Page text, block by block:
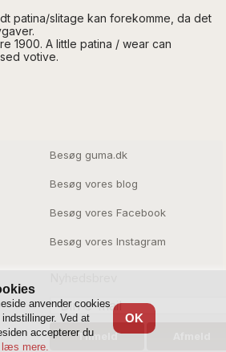
patina/slitage kan forekomme, da det
1900. A little patina / wear can
votive.
Besøg guma.dk
Besøg vores blog
Besøg vores Facebook
Besøg vores Instagram
OK
anvender cookies
Ved at
accepterer du
læs mere.